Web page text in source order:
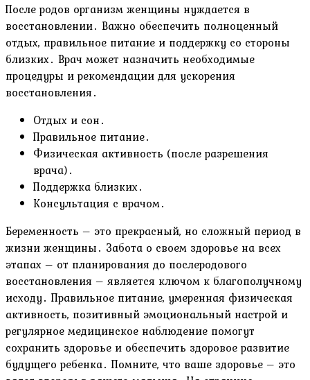
После родов организм женщины нуждается в
восстановлении․ Важно обеспечить полноценный
отдых, правильное питание и поддержку со стороны
близких․ Врач может назначить необходимые
процедуры и рекомендации для ускорения
восстановления․
Отдых и сон․
Правильное питание․
Физическая активность (после разрешения
врача)․
Поддержка близких․
Консультация с врачом․
Беременность – это прекрасный, но сложный период в
жизни женщины․ Забота о своем здоровье на всех
этапах – от планирования до послеродового
восстановления – является ключом к благополучному
исходу․ Правильное питание, умеренная физическая
активность, позитивный эмоциональный настрой и
регулярное медицинское наблюдение помогут
сохранить здоровье и обеспечить здоровое развитие
будущего ребенка․ Помните, что ваше здоровье – это